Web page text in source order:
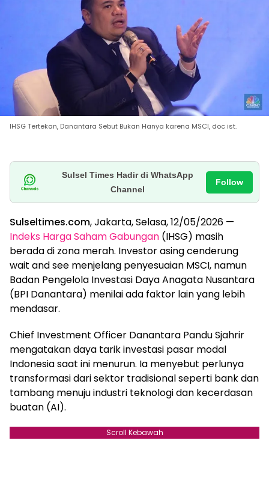
IHSG Tertekan, Danantara Sebut Bukan Hanya karena MSCI, doc ist.
Sulsel Times Hadir di WhatsApp
Channel
Follow
Sulseltimes.com, Jakarta, Selasa, 12/05/2026 —
Indeks Harga Saham Gabungan (IHSG) masih
berada di zona merah. Investor asing cenderung
wait and see menjelang penyesuaian MSCI, namun
Badan Pengelola Investasi Daya Anagata Nusantara
(BPI Danantara) menilai ada faktor lain yang lebih
mendasar.
Chief Investment Officer Danantara Pandu Sjahrir
mengatakan daya tarik investasi pasar modal
Indonesia saat ini menurun. Ia menyebut perlunya
transformasi dari sektor tradisional seperti bank dan
tambang menuju industri teknologi dan kecerdasan
buatan (AI).
Scroll Kebawah